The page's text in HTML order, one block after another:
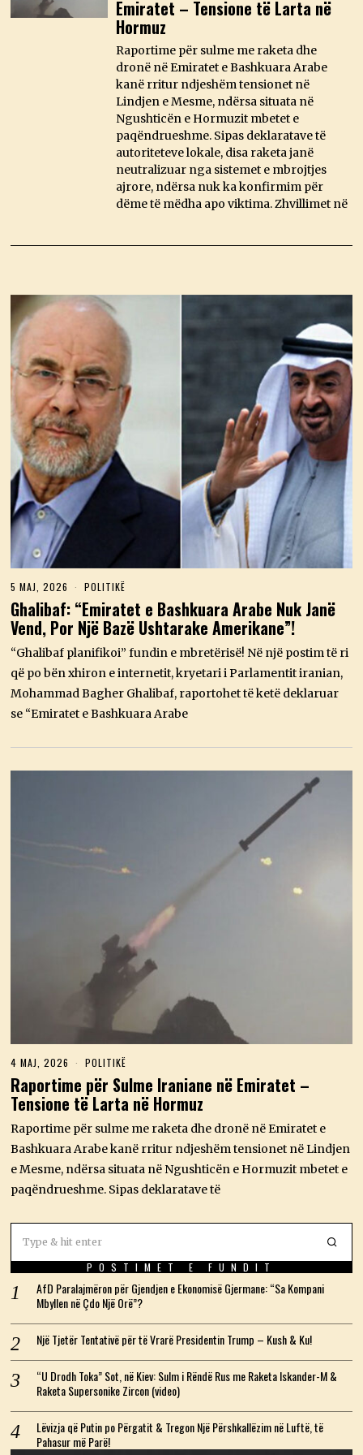
Emiratet – Tensione të Larta në
Hormuz
Raportime për sulme me raketa dhe
dronë në Emiratet e Bashkuara Arabe
kanë rritur ndjeshëm tensionet në
Lindjen e Mesme, ndërsa situata në
Ngushticën e Hormuzit mbetet e
paqëndrueshme. Sipas deklaratave të
autoriteteve lokale, disa raketa janë
neutralizuar nga sistemet e mbrojtjes
ajrore, ndërsa nuk ka konfirmim për
dëme të mëdha apo viktima. Zhvillimet në
5 MAJ, 2026
M
A
J
,
2
0
2
6
POLITIKË
Ghalibaf: “Emiratet e Bashkuara Arabe Nuk Janë
Vend, Por Një Bazë Ushtarake Amerikane”!
“Ghalibaf planifikoi” fundin e mbretërisë! Në një postim të ri
që po bën xhiron e internetit, kryetari i Parlamentit iranian,
Mohammad Bagher Ghalibaf, raportohet të ketë deklaruar
se “Emiratet e Bashkuara Arabe
4 MAJ, 2026
A
2
2
6
POLITIKË
Raportime për Sulme Iraniane në Emiratet –
Tensione të Larta në Hormuz
Raportime për sulme me raketa dhe dronë në Emiratet e
Bashkuara Arabe kanë rritur ndjeshëm tensionet në Lindjen
e Mesme, ndërsa situata në Ngushticën e Hormuzit mbetet e
paqëndrueshme. Sipas deklaratave të
POSTIMET E FUNDIT
AfD Paralajmëron për Gjendjen e Ekonomisë Gjermane: “Sa Kompani
Mbyllen në Çdo Një Orë”?
Një Tjetër Tentativë për të Vrarë Presidentin Trump – Kush & Ku!
“U Drodh Toka” Sot, në Kiev: Sulm i Rëndë Rus me Raketa Iskander-M &
Raketa Supersonike Zircon (video)
Lëvizja që Putin po Përgatit & Tregon Një Përshkallëzim në Luftë, të
Pahasur më Parë!